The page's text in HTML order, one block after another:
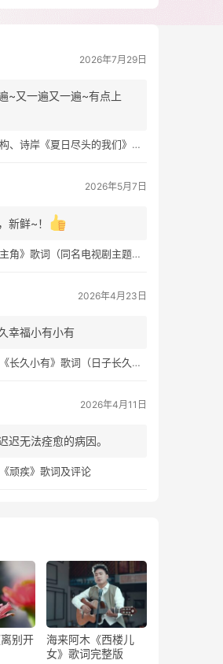
2026年7月29日
~又一遍又一遍~有点上
岸《夏日尽头的我们》歌词及钢琴谱免费获取
2026年5月7日
新鲜~！
角》歌词（同名电视剧主题曲）
2026年4月23日
幸福小有小有
久小有》歌词（日子长久幸福小有）
2026年4月11日
迟无法痊愈的病因。
顽疾》歌词及评论
别开
海来阿木《西楼儿
女》歌词完整版